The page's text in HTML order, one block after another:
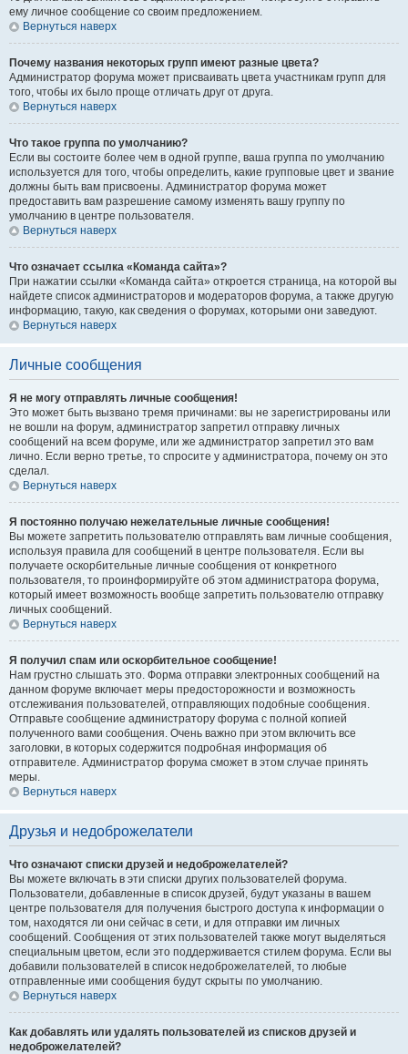
ему личное сообщение со своим предложением.
Вернуться наверх
Почему названия некоторых групп имеют разные цвета?
Администратор форума может присваивать цвета участникам групп для
того, чтобы их было проще отличать друг от друга.
Вернуться наверх
Что такое группа по умолчанию?
Если вы состоите более чем в одной группе, ваша группа по умолчанию
используется для того, чтобы определить, какие групповые цвет и звание
должны быть вам присвоены. Администратор форума может
предоставить вам разрешение самому изменять вашу группу по
умолчанию в центре пользователя.
Вернуться наверх
Что означает ссылка «Команда сайта»?
При нажатии ссылки «Команда сайта» откроется страница, на которой вы
найдете список администраторов и модераторов форума, а также другую
информацию, такую, как сведения о форумах, которыми они заведуют.
Вернуться наверх
Личные сообщения
Я не могу отправлять личные сообщения!
Это может быть вызвано тремя причинами: вы не зарегистрированы или
не вошли на форум, администратор запретил отправку личных
сообщений на всем форуме, или же администратор запретил это вам
лично. Если верно третье, то спросите у администратора, почему он это
сделал.
Вернуться наверх
Я постоянно получаю нежелательные личные сообщения!
Вы можете запретить пользователю отправлять вам личные сообщения,
используя правила для сообщений в центре пользователя. Если вы
получаете оскорбительные личные сообщения от конкретного
пользователя, то проинформируйте об этом администратора форума,
который имеет возможность вообще запретить пользователю отправку
личных сообщений.
Вернуться наверх
Я получил спам или оскорбительное сообщение!
Нам грустно слышать это. Форма отправки электронных сообщений на
данном форуме включает меры предосторожности и возможность
отслеживания пользователей, отправляющих подобные сообщения.
Отправьте сообщение администратору форума с полной копией
полученного вами сообщения. Очень важно при этом включить все
заголовки, в которых содержится подробная информация об
отправителе. Администратор форума сможет в этом случае принять
меры.
Вернуться наверх
Друзья и недоброжелатели
Что означают списки друзей и недоброжелателей?
Вы можете включать в эти списки других пользователей форума.
Пользователи, добавленные в список друзей, будут указаны в вашем
центре пользователя для получения быстрого доступа к информации о
том, находятся ли они сейчас в сети, и для отправки им личных
сообщений. Сообщения от этих пользователей также могут выделяться
специальным цветом, если это поддерживается стилем форума. Если вы
добавили пользователей в список недоброжелателей, то любые
отправленные ими сообщения будут скрыты по умолчанию.
Вернуться наверх
Как добавлять или удалять пользователей из списков друзей и
недоброжелателей?